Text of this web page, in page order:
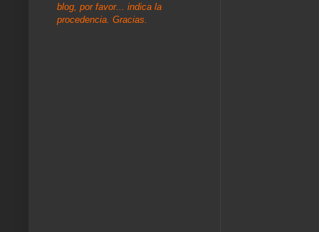
blog, por favor... indica la
procedencia. Gracias.